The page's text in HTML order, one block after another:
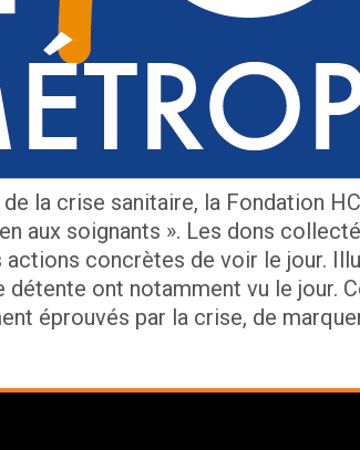
la crise sanitaire, la Fondation
aux soignants ». Les dons
actions concrètes de voir le jour.
détente ont notamment vu le jour.
éprouvés par la crise, de